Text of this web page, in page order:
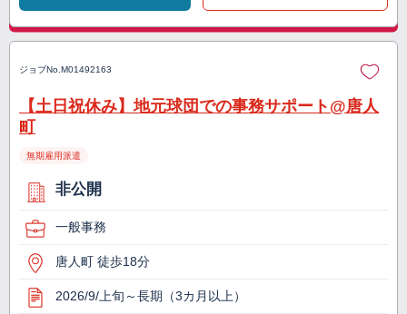
ジョブNo. M01492163
【土日祝休み】地元球団での事務サポート@唐人
町
無期雇用派遣
非公開
一般事務
唐人町 徒歩18分
2026/9/上旬～長期（3カ月以上）